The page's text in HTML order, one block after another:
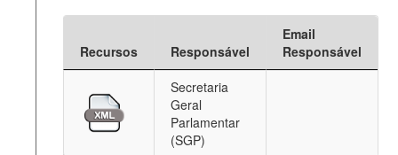
Recursos Responsável
Email
Responsável
Secretaria
Geral
Parlamentar
(SGP)